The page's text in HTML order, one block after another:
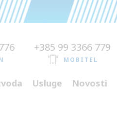
+385 99 3366 779
MOBITEL
Usluge Novosti